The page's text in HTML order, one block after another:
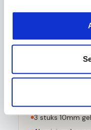
Bij breuk in
Voldoet aan EN
Dit pakket
3stuks 10mm